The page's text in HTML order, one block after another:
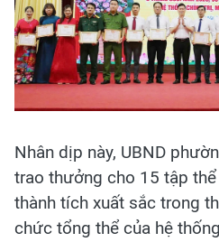
Nhân dịp này, UBND
trao thưởng cho 15 tập
thành tích xuất sắc trong
chức tổng thể của hệ